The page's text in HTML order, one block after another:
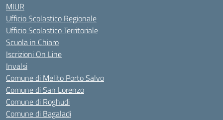
MIUR
Ufficio Scolastico Regionale
Ufficio Scolastico Territoriale
Scuola in Chiaro
Iscrizioni On Line
Invalsi
Comune di Melito Porto Salvo
Comune di San Lorenzo
Comune di Roghudi
Comune di Bagaladi